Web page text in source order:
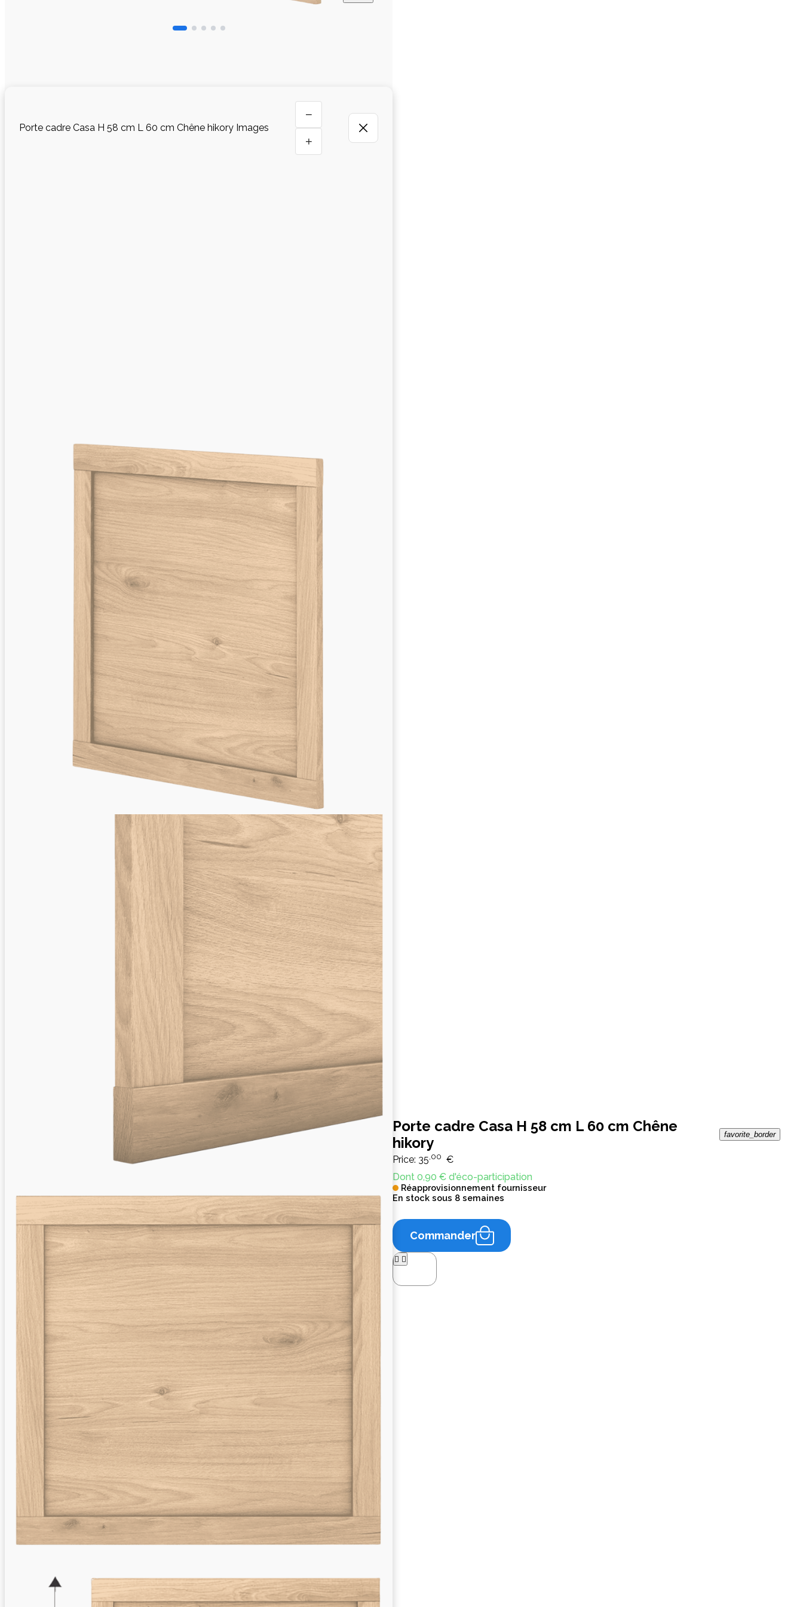
Porte cadre Casa H 58 cm L 60 cm Chêne hikory Images
−
+
Porte cadre Casa H 58 cm L 60 cm Chêne
hikory
favorite_border
Price: 35 ,00 €
Dont 0,90 € d'éco-participation
Réapprovisionnement fournisseur
En stock sous 8 semaines
Commander
 